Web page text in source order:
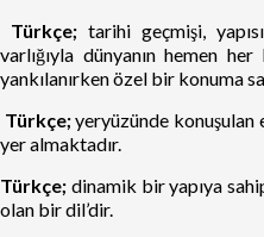
Türkçe; tarihi geçmişi,
varlığıyla dünyanın hemen
yankılanırken özel bir konuma
Türkçe;yeryüzünde konuşulan
yer almaktadır.
Türkçe; dinamik bir yapıya
olan bir dil’dir.